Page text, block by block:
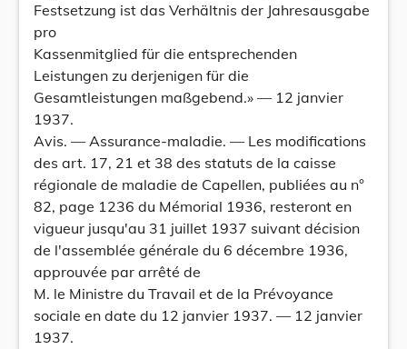
Festsetzung ist das Verhältnis der Jahresausgabe
pro
Kassenmitglied für die entsprechenden
Leistungen zu derjenigen für die
Gesamtleistungen maßgebend.» — 12 janvier
1937.
Avis. — Assurance-maladie. — Les modifications
des art. 17, 21 et 38 des statuts de la caisse
régionale de maladie de Capellen, publiées au n°
82, page 1236 du Mémorial 1936, resteront en
vigueur jusqu'au 31 juillet 1937 suivant décision
de l'assemblée générale du 6 décembre 1936,
approuvée par arrêté de
M. le Ministre du Travail et de la Prévoyance
sociale en date du 12 janvier 1937. — 12 janvier
1937.